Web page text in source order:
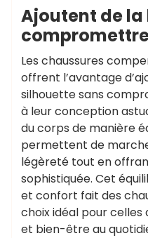
Ajoutent de
Les chaussures
offrent l’avantage
silhouette sans
à leur conception
du corps de manière
permettent de
légèreté tout en
sophistiquée. Cet
et confort fait des
choix idéal pour
et bien-être au